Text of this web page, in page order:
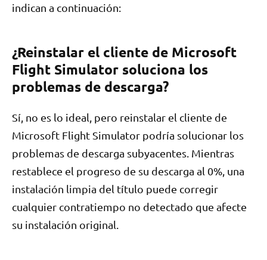
indican a continuación:
¿Reinstalar el cliente de Microsoft
Flight Simulator soluciona los
problemas de descarga?
Sí, no es lo ideal, pero reinstalar el cliente de
Microsoft Flight Simulator podría solucionar los
problemas de descarga subyacentes. Mientras
restablece el progreso de su descarga al 0%, una
instalación limpia del título puede corregir
cualquier contratiempo no detectado que afecte
su instalación original.